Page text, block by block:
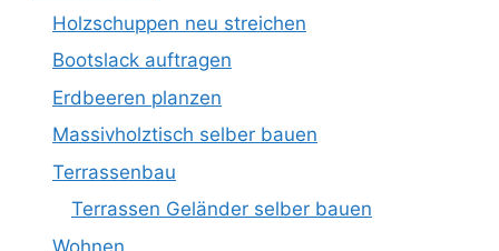
Holzschuppen neu streichen
Bootslack auftragen
Erdbeeren planzen
Massivholztisch selber bauen
Terrassenbau
Terrassen Geländer selber bauen
Wohnen